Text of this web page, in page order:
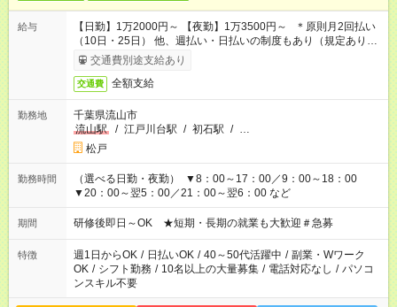
給与
【日勤】1万2000円～ 【夜勤】1万3500円～ ＊原則月2回払い
（10日・25日） 他、週払い・日払いの制度もあり（規定あり）
＃日収1万円以上
交通費別途支給あり
交通費 全額支給
勤務地
千葉県流山市
流山駅
/ 江戸川台駅 / 初石駅 / …
松戸
勤務時間
（選べる日勤・夜勤） ▼8：00～17：00／9：00～18：00
▼20：00～翌5：00／21：00～翌6：00 など
期間 研修後即日～OK ★短期・長期の就業も大歓迎＃急募
特徴 週1日からOK / 日払いOK / 40～50代活躍中 / 副業・Wワーク
OK / シフト勤務 / 10名以上の大量募集 / 電話対応なし / パソコ
ンスキル不要